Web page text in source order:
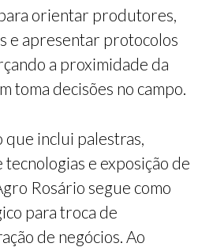
orientar produtores,
e apresentar protocolos
a proximidade da
toma decisões no campo.
inclui palestras,
e exposição de
Rosário segue como
para troca de
de negócios. Ao